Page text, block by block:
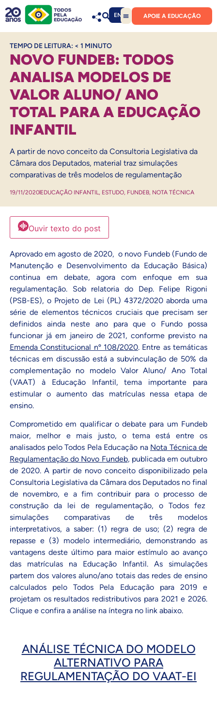
EN APOIE A EDUCAÇÃO
TEMPO DE LEITURA: < 1 MINUTO
NOVO FUNDEB: TODOS
ANALISA MODELOS DE
VALOR ALUNO/ ANO
TOTAL PARA A EDUCAÇÃO
INFANTIL
A partir de novo conceito da Consultoria Legislativa da
Câmara dos Deputados, material traz simulações
comparativas de três modelos de regulamentação
19/11/2020 EDUCAÇÃO INFANTIL , ESTUDO, FUNDEB, NOTA TÉCNICA
Ouvir texto do post
Aprovado em agosto de 2020, o novo Fundeb (Fundo de
Manutenção e Desenvolvimento da Educação Básica)
continua em debate, agora com enfoque em sua
regulamentação. Sob relatoria do Dep. Felipe Rigoni
(PSB-ES), o Projeto de Lei (PL) 4372/2020 aborda uma
série de elementos técnicos cruciais que precisam ser
definidos ainda neste ano para que o Fundo possa
funcionar já em janeiro de 2021, conforme previsto na
Emenda Constitucional nº 108/2020. Entre as temáticas
técnicas em discussão está a subvinculação de 50% da
complementação no modelo Valor Aluno/ Ano Total
(VAAT) à Educação Infantil, tema importante para
estimular o aumento das matrículas nessa etapa de
ensino.
Comprometido em qualificar o debate para um Fundeb
maior, melhor e mais justo, o tema está entre os
analisados pelo Todos Pela Educação na Nota Técnica de
Regulamentação do Novo Fundeb, publicada em outubro
de 2020. A partir de novo conceito disponibilizado pela
Consultoria Legislativa da Câmara dos Deputados no final
de novembro, e a fim contribuir para o processo de
construção da lei de regulamentação, o Todos fez
simulações comparativas de três modelos
interpretativos, a saber: (1) regra de uso; (2) regra de
repasse e (3) modelo intermediário, demonstrando as
vantagens deste último para maior estímulo ao avanço
das matrículas na Educação Infantil. As simulações
partem dos valores aluno/ano totais das redes de ensino
calculados pelo Todos Pela Educação para 2019 e
projetam os resultados redistributivos para 2021 e 2026.
Clique e confira a análise na íntegra no link abaixo.
ANÁLISE TÉCNICA DO MODELO
ALTERNATIVO PARA
REGULAMENTAÇÃO DO VAAT-EI